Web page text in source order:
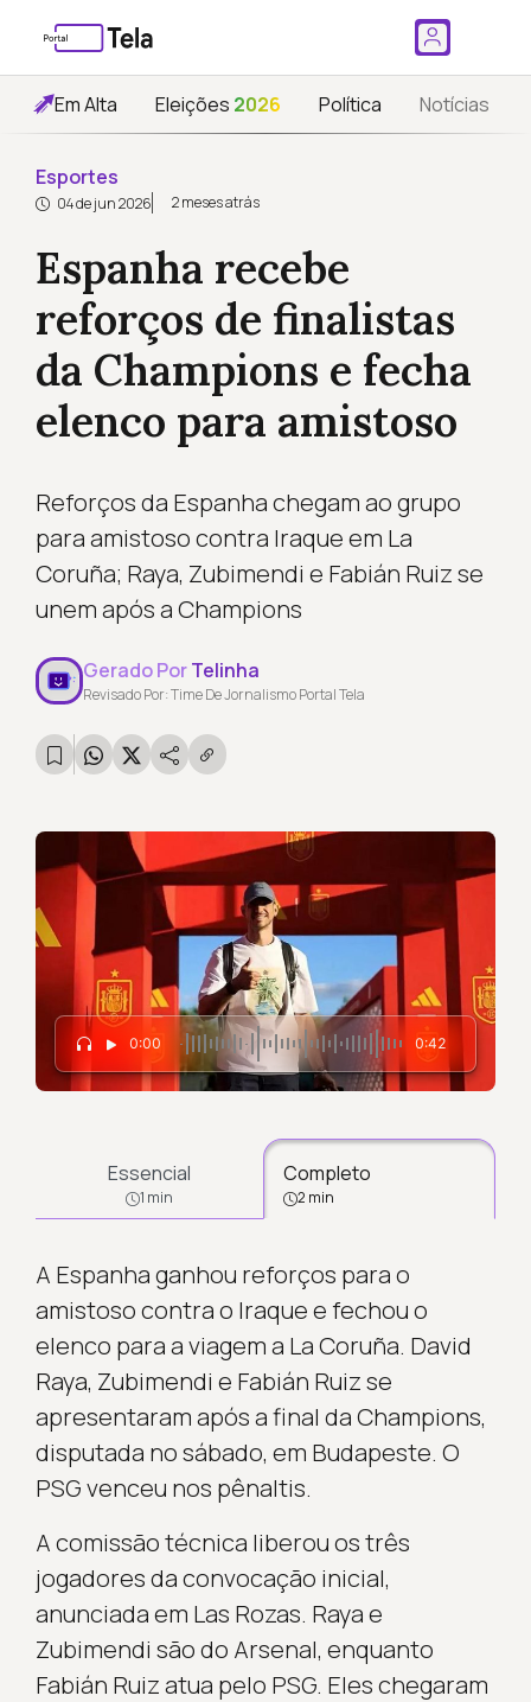
Em Alta Eleições 2026 Política Notícias
Esportes
04 de jun 2026 2 meses atrás
Espanha recebe
reforços de finalistas
da Champions e fecha
elenco para amistoso
Reforços da Espanha chegam ao grupo
para amistoso contra Iraque em La
Coruña; Raya, Zubimendi e Fabián Ruiz se
unem após a Champions
Gerado PorTelinha
Revisado Por: Time De Jornalismo Portal Tela
0:00 0:42
Essencial
1 min
Completo
2 min
A Espanha ganhou reforços para o
amistoso contra o Iraque e fechou o
elenco para a viagem a La Coruña. David
Raya, Zubimendi e Fabián Ruiz se
apresentaram após a final da Champions,
disputada no sábado, em Budapeste. O
PSG venceu nos pênaltis.
A comissão técnica liberou os três
jogadores da convocação inicial,
anunciada em Las Rozas. Raya e
Zubimendi são do Arsenal, enquanto
Fabián Ruiz atua pelo PSG. Eles chegaram